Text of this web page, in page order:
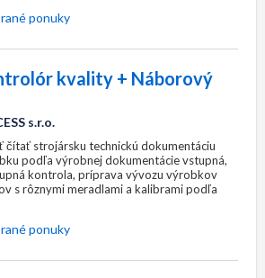
ponuky
kvality + Náborový
s.r.o.
čítať strojársku technickú dokumentáciu
podľa výrobnej dokumentácie vstupná,
kontrola, príprava vývozu výrobkov
s rôznymi meradlami a kalibrami podľa
ponuky